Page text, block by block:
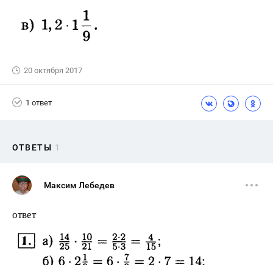
20 октября 2017
1 ответ
ОТВЕТЫ 1
Максим Лебедев
ответ